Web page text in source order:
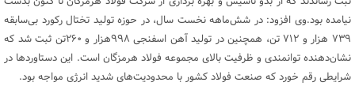
نیامده بود.وی افزود: در شش‌ماهه نخست سال، در حوزه تولید تختال رکورد بی‌سابقه
۷۳۹ هزار و ۷۱۲ تن، همچنین در تولید آهن اسفنجی ۹۹۸هزار و ۲۶۰تن ثبت شد که
نشان‌دهنده توانمندی و ظرفیت بالای مجموعه فولاد هرمزگان است. این دستاوردها در
شرایطی رقم خورد که صنعت فولاد کشور با محدودیت‌های شدید انرژی مواجه بود.